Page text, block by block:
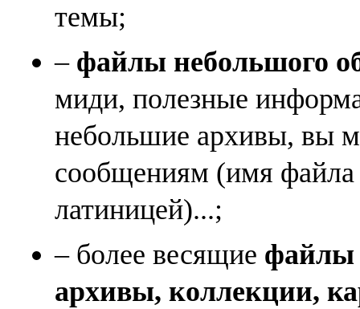
темы;
– файлы небольшого
миди, полезные
небольшие архивы, вы
сообщениям (имя
латиницей)...;
– более весящие файлы
архивы, коллекции,